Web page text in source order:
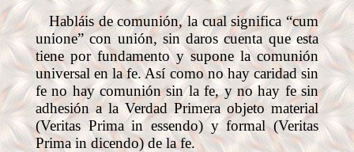
Habláis de comunión, la cual significa “cum
unione” con unión, sin daros cuenta que esta
tiene por fundamento y supone la comunión
universal en la fe. Así como no hay caridad sin
fe no hay comunión sin la fe, y no hay fe sin
adhesión a la Verdad Primera objeto material
(Veritas Prima in essendo) y formal (Veritas
Prima in dicendo) de la fe.